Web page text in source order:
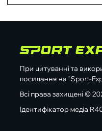
При цитуванні та
посилання на "Sport-
Всі права захищені ©
Ідентифікатор медіа